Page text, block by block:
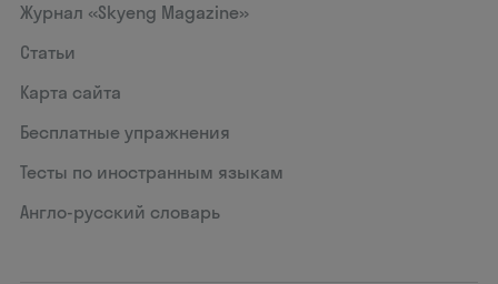
Журнал «Skyeng Magazine»
Статьи
Карта сайта
Бесплатные упражнения
Тесты по иностранным языкам
Англо-русский словарь